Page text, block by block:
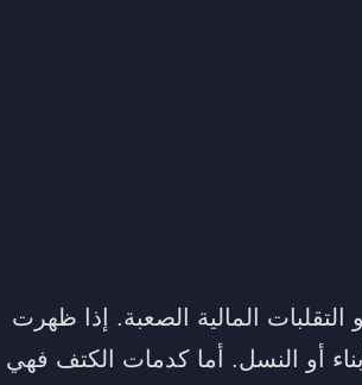
المالية الصعبة. إذا ظهرت
أو النسل. أما كدمات الكتف فهي